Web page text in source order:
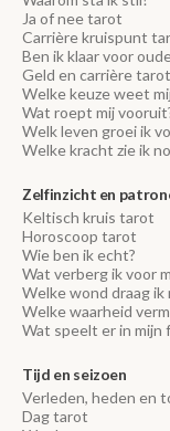
Ja of nee tarot
Carrière kruispunt
Ben ik klaar voor
Geld en carrière tarot
Welke keuze weet
Wat roept mij
Welk leven groei ik
Welke kracht zie ik
Zelfinzicht en
Keltisch kruis tarot
Horoscoop tarot
Wie ben ik echt?
Wat verberg ik voor
Welke wond draag ik
Welke waarheid
Wat speelt er in mijn
Tijd en seizoen
Verleden, heden en
Dag tarot